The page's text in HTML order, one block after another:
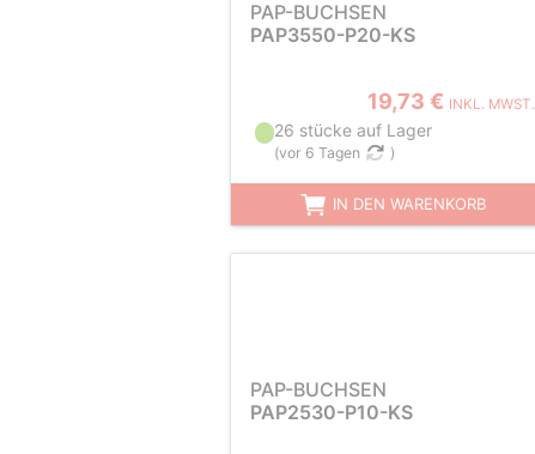
PAP-BUCHSEN
PAP3550-P20-KS
19,73 € INKL. MWST.
26 stücke auf Lager
(vor 6 Tagen )
IN DEN WARENKORB
PAP-BUCHSEN
PAP2530-P10-KS